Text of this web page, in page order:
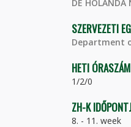
DE
SZERVEZETI
Department
HETI
1/2/0
ZH-K
8. - 11. week